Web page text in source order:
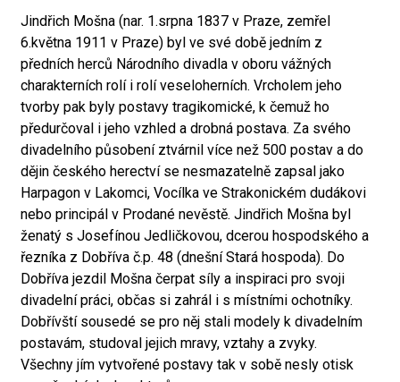
Jindřich Mošna (nar. 1.srpna 1837 v Praze, zemřel
6.května 1911 v Praze) byl ve své době jedním z
předních herců Národního divadla v oboru vážných
charakterních rolí i rolí veseloherních. Vrcholem jeho
tvorby pak byly postavy tragikomické, k čemuž ho
předurčoval i jeho vzhled a drobná postava. Za svého
divadelního působení ztvárnil více než 500 postav a do
dějin českého herectví se nesmazatelně zapsal jako
Harpagon v Lakomci, Vocílka ve Strakonickém dudákovi
nebo principál v Prodané nevěstě. Jindřich Mošna byl
ženatý s Josefínou Jedličkovou, dcerou hospodského a
řezníka z Dobříva č.p. 48 (dnešní Stará hospoda). Do
Dobříva jezdil Mošna čerpat síly a inspiraci pro svoji
divadelní práci, občas si zahrál i s místními ochotníky.
Dobřívští sousedé se pro něj stali modely k divadelním
postavám, studoval jejich mravy, vztahy a zvyky.
Všechny jím vytvořené postavy tak v sobě nesly otisk